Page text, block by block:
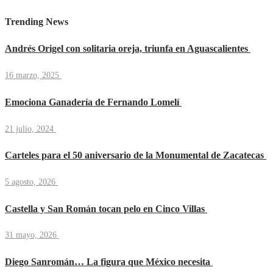
Trending News
Andrés Origel con solitaria oreja, triunfa en Aguascalientes
16 marzo, 2025
Emociona Ganadería de Fernando Lomelí
21 julio, 2024
Carteles para el 50 aniversario de la Monumental de Zacatecas
5 agosto, 2026
Castella y San Román tocan pelo en Cinco Villas
31 mayo, 2026
Diego Sanromán… La figura que México necesita